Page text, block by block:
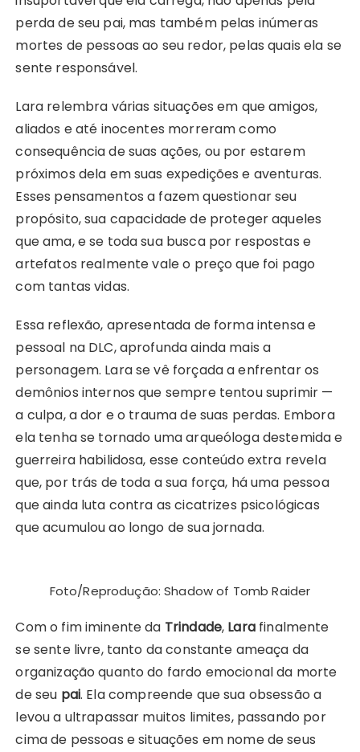
perda de seu pai, mas também pelas inúmeras
mortes de pessoas ao seu redor, pelas quais ela se
sente responsável.
Lara relembra várias situações em que amigos,
aliados e até inocentes morreram como
consequência de suas ações, ou por estarem
próximos dela em suas expedições e aventuras.
Esses pensamentos a fazem questionar seu
propósito, sua capacidade de proteger aqueles
que ama, e se toda sua busca por respostas e
artefatos realmente vale o preço que foi pago
com tantas vidas.
Essa reflexão, apresentada de forma intensa e
pessoal na DLC, aprofunda ainda mais a
personagem. Lara se vê forçada a enfrentar os
demônios internos que sempre tentou suprimir —
a culpa, a dor e o trauma de suas perdas. Embora
ela tenha se tornado uma arqueóloga destemida e
guerreira habilidosa, esse conteúdo extra revela
que, por trás de toda a sua força, há uma pessoa
que ainda luta contra as cicatrizes psicológicas
que acumulou ao longo de sua jornada.
Foto/Reprodução: Shadow of Tomb Raider
Com o fim iminente da Trindade, Lara finalmente
se sente livre, tanto da constante ameaça da
organização quanto do fardo emocional da morte
de seu pai. Ela compreende que sua obsessão a
levou a ultrapassar muitos limites, passando por
cima de pessoas e situações em nome de seus